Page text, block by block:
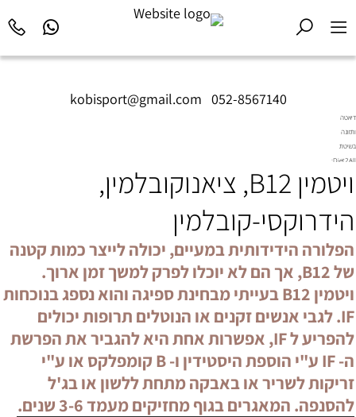
kobisport@gmail.com 052-8567140
דיאטה
ותזונה
בשיטת
Diet2All:
שמאחורי
המושלם.
ויטמין B12, ציאנוקובלמין,
הידרוקסי-קובלמין
הפלורה הידידותית במעיים, יכולה לייצר כמות קטנה
של B12, אך הם לא יוכלו לפרק למשך זמן ארוך.
ויטמין B12 בעייתי מבחינת ספיגה והוא נספג בנוכחות
IF. לגבי אנשים זקנים או הנוטלים תרופות יכולים
להפריע ל IF, אפשרות אחת היא להגביר את הפרשת
ה- IF ע"י הוספת היסטידין ו- B קומפלקס או ע"י
זריקות לשריר או באבקה מתחת ללשון או בג'ל
להסנפה. המאגרים בגוף מחזיקים מעמד 3-6 שנים.